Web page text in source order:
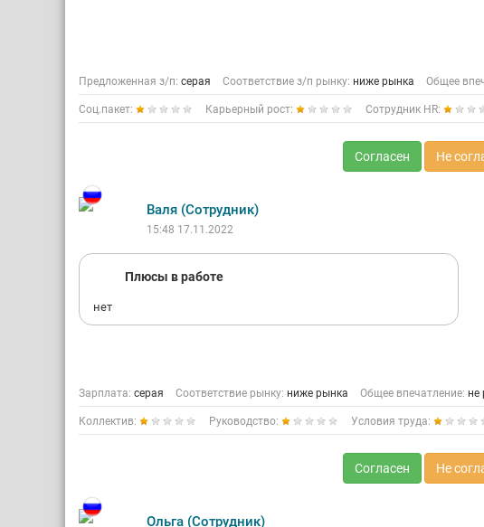
Предложенная з/п: серая Соответствие з/п рынку: ниже рынка Общее
Соц.пакет: Карьерный рост: Сотрудник HR:
Согласен Не
Валя (Сотрудник)
15:48 17.11.2022
Плюсы в работе
нет
Зарплата: серая Соответствие рынку: ниже рынка Общее впечатление: не
Коллектив: Руководство: Условия труда:
Согласен Не
Ольга (Сотрудник)